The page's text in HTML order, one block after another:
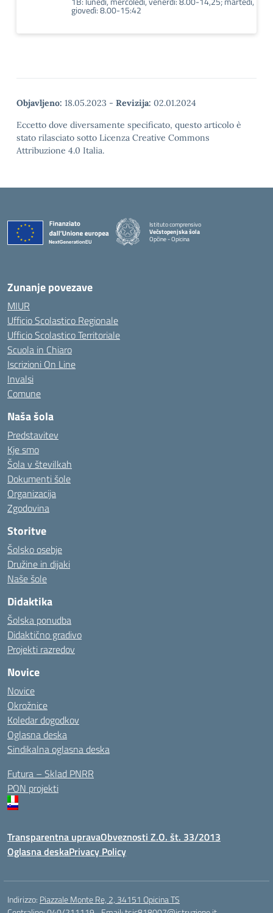
giovedì: 8.00-15:42
Objavljeno: 18.05.2023 - Revizija: 02.01.2024
Eccetto dove diversamente specificato, questo articolo è
stato rilasciato sotto Licenza Creative Commons
Attribuzione 4.0 Italia.
Istituto comprensivo
Večstopenjska šola
Opčine - Opicina
Zunanje povezave
MIUR
Ufficio Scolastico Regionale
Ufficio Scolastico Territoriale
Scuola in Chiaro
Iscrizioni On Line
Invalsi
Comune
Naša šola
Predstavitev
Kje smo
Šola v številkah
Dokumenti šole
Organizacija
Zgodovina
Storitve
Šolsko osebje
Družine in dijaki
Naše šole
Didaktika
Šolska ponudba
Didaktično gradivo
Projekti razredov
Novice
Novice
Okrožnice
Koledar dogodkov
Oglasna deska
Sindikalna oglasna deska
Futura – Sklad PNRR
PON projekti
Transparentna upravaObveznosti Z.O. št. 33/2013
Oglasna deskaPrivacy Policy
Indirizzo: Piazzale Monte Re, 2, 34151 Opicina TS